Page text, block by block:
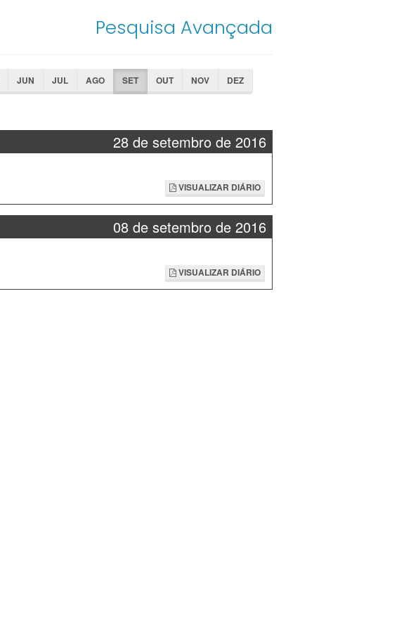
Pesquisa Avançada
JUN JUL AGO SET OUT NOV
DEZ
28 de setembro de 2016
VISUALIZAR DIÁRIO
08 de setembro de 2016
VISUALIZAR DIÁRIO